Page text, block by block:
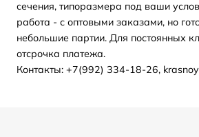
сечения, типоразмера под ваши
работа - с оптовыми заказами, но
небольшие партии. Для постоянных
отсрочка платежа.
Контакты: +7(992) 334-18-26,